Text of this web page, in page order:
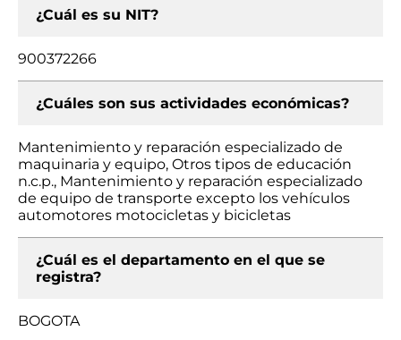
¿Cuál es su NIT?
900372266
¿Cuáles son sus actividades económicas?
Mantenimiento y reparación especializado de
maquinaria y equipo, Otros tipos de educación
n.c.p., Mantenimiento y reparación especializado
de equipo de transporte excepto los vehículos
automotores motocicletas y bicicletas
¿Cuál es el departamento en el que se
registra?
BOGOTA